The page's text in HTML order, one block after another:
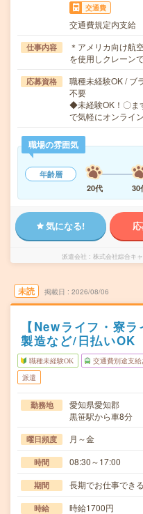
交通費
交通費規定内支給
仕事内容
＊アメリカ向け航
を使用しクレーン
応募資格
職種未経験OK / ブ
不要
◆未経験OK！〇ま
で気軽にオンライ
職場の雰囲気
年齢層
20代
30
気になる!
派遣会社 株式会社綜合キ
未読 掲載日 2026/08/06
【Newライフ・寮
製造など/日払いOK
職種未経験OK 交通費別途支給
派遣
勤務地
愛知県愛知郡
黒笹駅から車8分
曜日頻度 月～金
時間 08:30～17:00
期間 長期でお仕事でき
時給 時給1700円